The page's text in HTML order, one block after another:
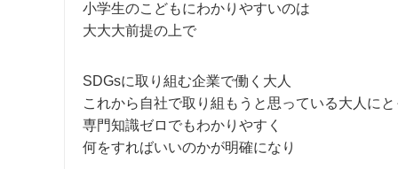
小学生のこどもにわかりやすいのは
大大大前提の上で
SDGsに取り組む企業で働く大人
これから自社で取り組もうと思っている大人に
専門知識ゼロでもわかりやすく
何をすればいいのかが明確になり